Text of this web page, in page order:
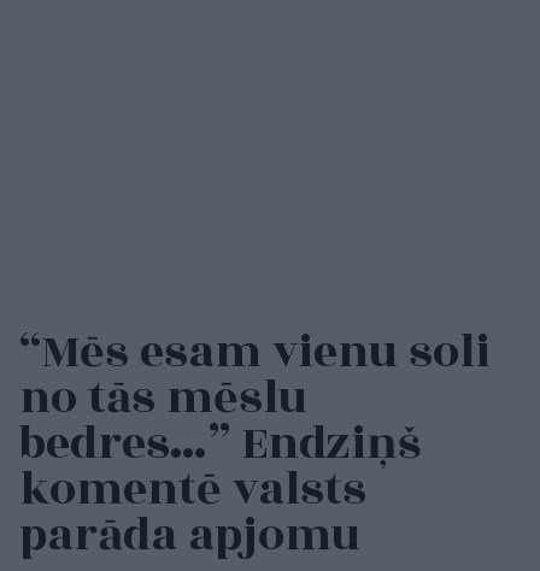
“Mēs esam vienu soli
no tās mēslu
bedres…” Endziņš
komentē valsts
parāda apjomu